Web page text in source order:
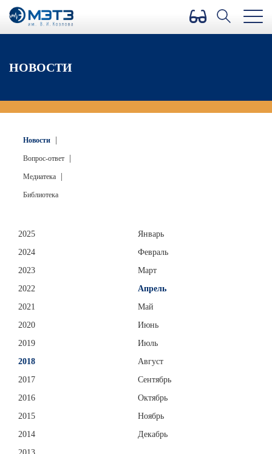
Версия для слабовидящих
НОВОСТИ
Новости
Вопрос-ответ
Медиатека
Библиотека
2025
2024
2023
2022
2021
2020
2019
2018
2017
2016
2015
2014
Январь
Февраль
Март
Апрель
Май
Июнь
Июль
Август
Сентябрь
Октябрь
Ноябрь
Декабрь